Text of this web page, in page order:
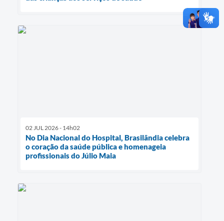
02 JUL 2026 - 14h02
No Dia Nacional do Hospital, Brasilândia celebra
o coração da saúde pública e homenageia
profissionais do Júlio Maia